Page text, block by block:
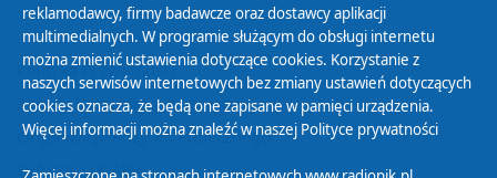
Polityka Prywatności
Zasady korzystania z Serwisu
Organizacje Pożytku Publicznego
Cyfryzacja DAB+
reklamodawcy, firmy badawcze oraz dostawcy aplikacji
multimedialnych. W programie służącym do obsługi internetu
można zmienić ustawienia dotyczące cookies. Korzystanie z
naszych serwisów internetowych bez zmiany ustawień dotyczących
cookies oznacza, że będą one zapisane w pamięci urządzenia.
Więcej informacji można znaleźć w naszej Polityce prywatności